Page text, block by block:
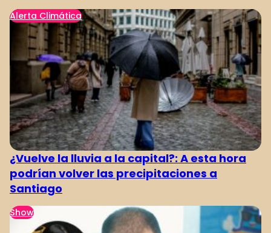
Alerta Climática
¿Vuelve la lluvia a la capital?: A esta hora
podrían volver las precipitaciones a
Santiago
Show